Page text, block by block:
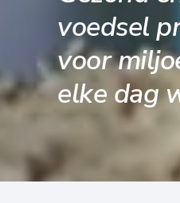
voedsel
voor
elke dag